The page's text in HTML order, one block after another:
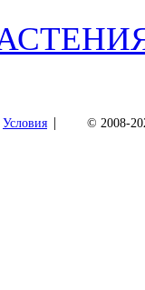
Условия | © 2008-